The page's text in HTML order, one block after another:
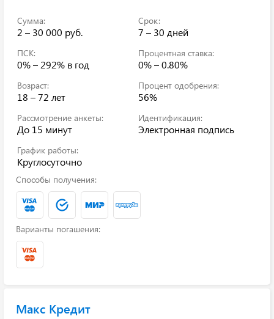
Сумма:
2 – 30 000 руб.
Срок:
7 – 30 дней
ПСК:
0% – 292% в год
Процентная ставка:
0% – 0.80%
Возраст:
18 – 72 лет
Процент одобрения:
56%
Рассмотрение анкеты:
До 15 минут
Идентификация:
Электронная подпись
График работы:
Круглосуточно
Способы получения:
Варианты погашения:
Макс Кредит